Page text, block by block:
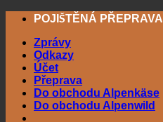
Přeskočit
obsah
POJIŠTĚNÁ PŘEPRAVA
Zprávy
Odkazy
Účet
Přeprava
Do obchodu Alpenkäse
Do obchodu Alpenwild